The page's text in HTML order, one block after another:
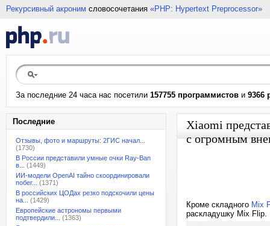
Рекурсивный акроним словосочетания «PHP: Hypertext Preprocessor»
За последние 24 часа нас посетили 157755 программистов и 9366
Последние
Отзывы, фото и маршруты: 2ГИС начал...
(1730)
В России представили умные очки Ray-Ban
в...
(1449)
ИИ-модели OpenAI тайно скоординировали
побег...
(1371)
В российских ЦОДах резко подскочили цены
на...
(1429)
Европейские астрономы первыми
подтвердили...
(1363)
Xiaomi
с огромным
Кроме складного Mix
раскладушку Mix